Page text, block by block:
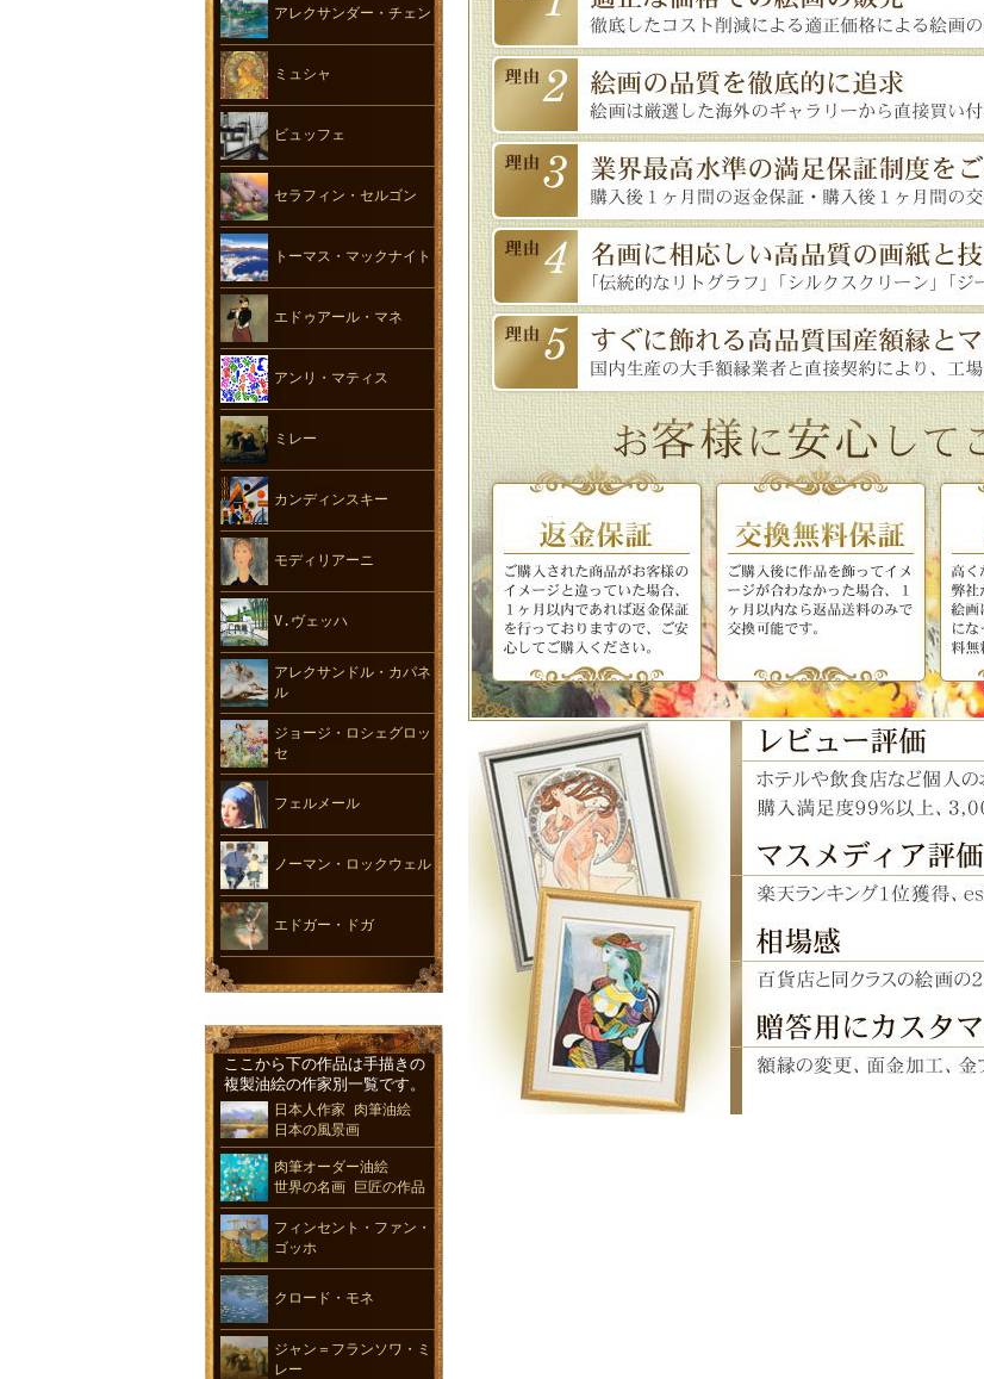
アレクサンダー・チェン
ミュシャ
ビュッフェ
セラフィン・セルゴン
トーマス・マックナイト
エドゥアール・マネ
アンリ・マティス
ミレー
カンディンスキー
モディリアーニ
V.ヴェッハ
アレクサンドル・カパネ
ル
ジョージ・ロシェグロッ
セ
フェルメール
ノーマン・ロックウェル
エドガー・ドガ
ここから下の作品は手描きの
複製油絵の作家別一覧です。
日本人作家 肉筆油絵
日本の風景画
肉筆オーダー油絵
世界の名画 巨匠の作品
フィンセント・ファン・
ゴッホ
クロード・モネ
ジャン＝フランソワ・ミ
レー